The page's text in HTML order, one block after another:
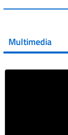
Vai
Multimedia